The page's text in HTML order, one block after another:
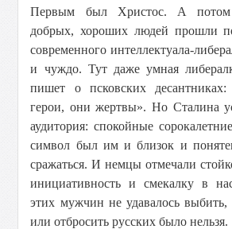
Первым был Христос. А потом
добрых, хороших людей прошли
современного интеллектуала-
и чуждо. Тут даже умная
пишет о псковских
герои, они жертвы». Но Сталина
аудитория: спокойные
символ был им и близок и
сражаться. И немцы отмечали
инициативность и смекалку в
этих мужчин не удавалось выбить,
или отбросить русских было нельзя.